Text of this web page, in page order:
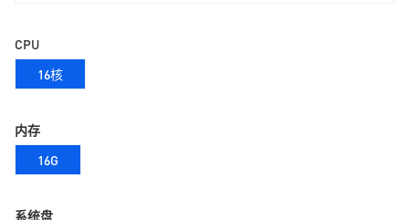
CPU
16核
内存
16G
系统盘